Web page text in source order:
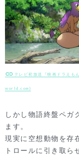
テレビ初放送『映画ドラえも
world.com)
しかし物語終盤ペガ
ます。
現実に空想動物を存
トロールに引き取ら